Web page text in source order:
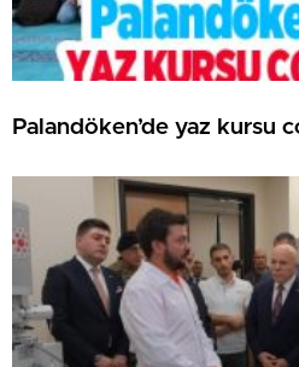
Palandöken’de yaz kursu